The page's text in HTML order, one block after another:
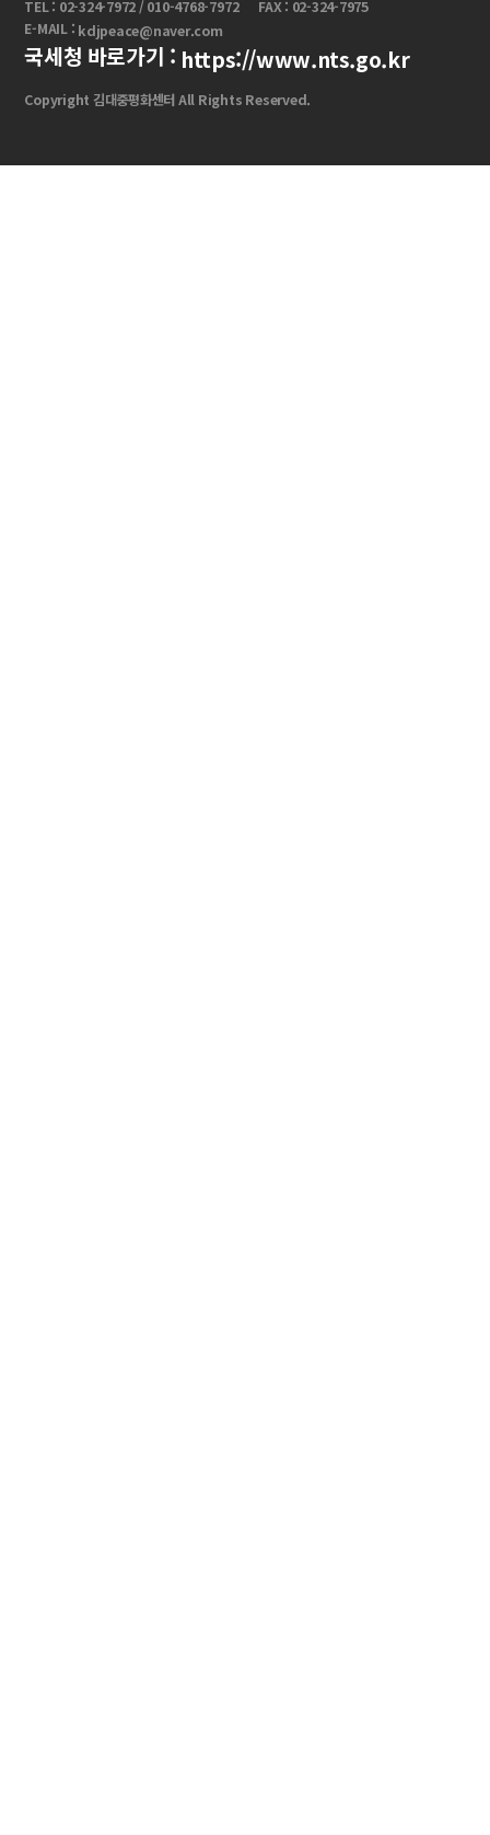
TEL : 02-324-7972 / 010-4768-7972
FAX : 02-324-7975
E-MAIL : kdjpeace@naver.com
국세청 바로가기 : https://www.nts.go.kr
Copyright 김대중평화센터 All Rights Reserved.